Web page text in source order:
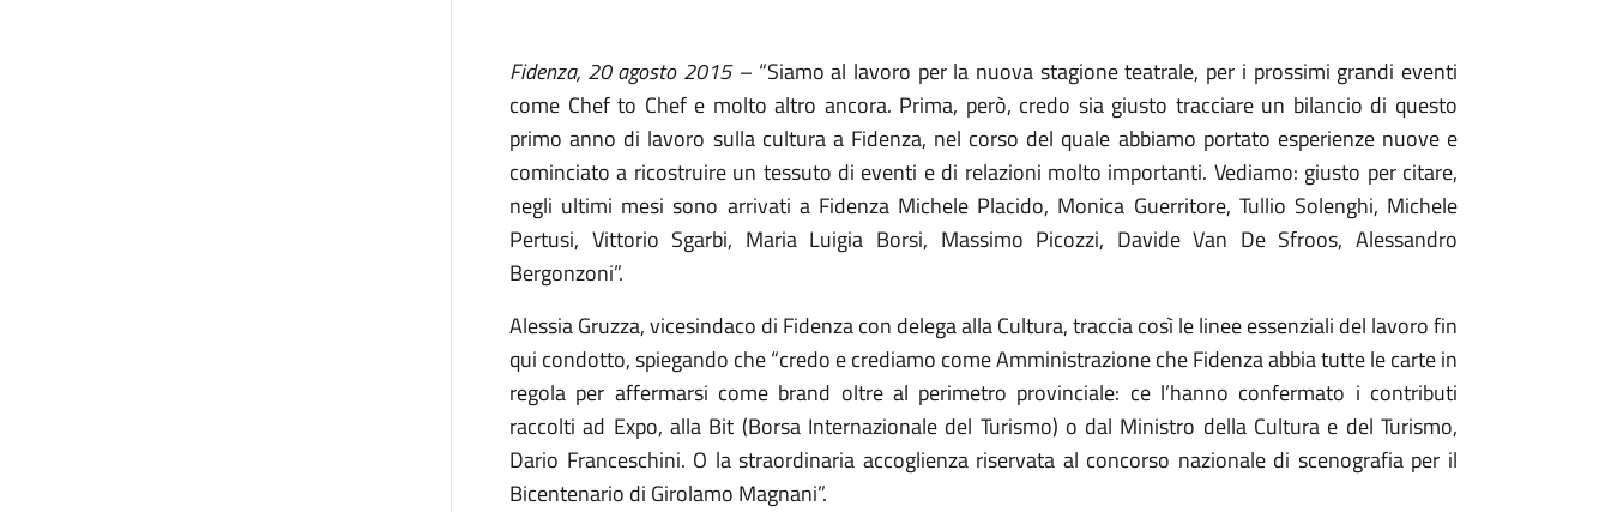
Fidenza, 20 agosto 2015 –“Siamo al lavoro per la nuova stagione teatrale, per i prossimi grandi eventi
come Chef to Chef e molto altro ancora. Prima, però, credo sia giusto tracciare un bilancio di questo
primo anno di lavoro sulla cultura a Fidenza, nel corso del quale abbiamo portato esperienze nuove e
cominciato a ricostruire un tessuto di eventi e di relazioni molto importanti. Vediamo: giusto per citare,
negli ultimi mesi sono arrivati a Fidenza Michele Placido, Monica Guerritore, Tullio Solenghi, Michele
Pertusi, Vittorio Sgarbi, Maria Luigia Borsi, Massimo Picozzi, Davide Van De Sfroos, Alessandro
Bergonzoni”.
Alessia Gruzza, vicesindaco di Fidenza con delega alla Cultura, traccia così le linee essenziali del lavoro fin
qui condotto, spiegando che “credo e crediamo come Amministrazione che Fidenza abbia tutte le carte in
regola per affermarsi come brand oltre al perimetro provinciale: ce l’hanno confermato i contributi
raccolti ad Expo, alla Bit (Borsa Internazionale del Turismo) o dal Ministro della Cultura e del Turismo,
Dario Franceschini. O la straordinaria accoglienza riservata al concorso nazionale di scenografia per il
Bicentenario di Girolamo Magnani”.